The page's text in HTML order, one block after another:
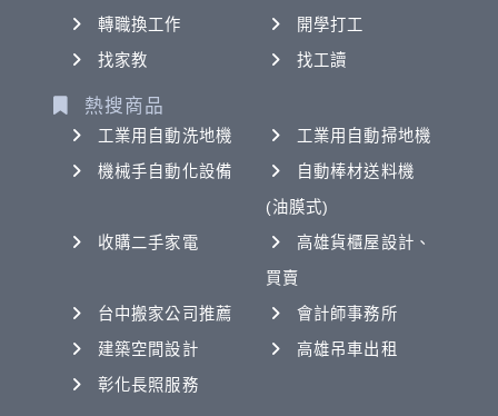
轉職換工作
開學打工
找家教
找工讀
熱搜商品
工業用自動洗地機
工業用自動掃地機
機械手自動化設備
自動棒材送料機
(油膜式)
收購二手家電
高雄貨櫃屋設計、
買賣
台中搬家公司推薦
會計師事務所
建築空間設計
高雄吊車出租
彰化長照服務